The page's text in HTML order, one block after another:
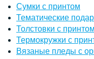
Сумки с принтом
Тематические
Толстовки с принтом
Термокружки с
Вязаные пледы с